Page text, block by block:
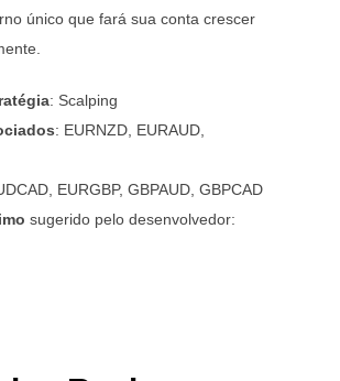
único que fará sua conta crescer
: Scalping
: EURNZD, EURAUD,
EURGBP, GBPAUD, GBPCAD
sugerido pelo desenvolvedor: